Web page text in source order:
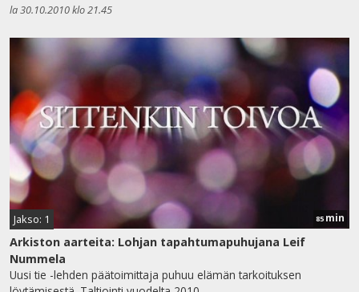
la 30.10.2010 klo 21.45
Jakso: 1 85 min
Arkiston aarteita: Lohjan tapahtumapuhujana Leif
Nummela
Uusi tie -lehden päätoimittaja puhuu elämän tarkoituksen